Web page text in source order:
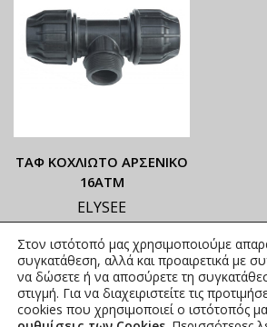
ΤΑΦ ΚΟΧΛΙΩΤΟ ΑΡΣΕΝΙΚΟ
16ΑΤΜ
ELYSEE
ΑΝΑΓΡΑΦΟΝΤΑΙ ΣΤΟ
ΑΝΗΡΤΗΜΕΝΟ PDF
2,72€–64,52€ συμπ. Φ.Π.Α.
Στον ιστότοπό μας χρησιμοποιούμε
συγκατάθεση, αλλά και προαιρετικά με
να δώσετε ή να αποσύρετε τη
στιγμή. Για να διαχειριστείτε τις
cookies που χρησιμοποιεί ο ιστότοπός